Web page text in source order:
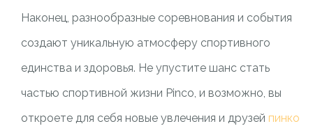
Наконец, разнообразные соревнования и события
создают уникальную атмосферу спортивного
единства и здоровья. Не упустите шанс стать
частью спортивной жизни Pinco, и возможно, вы
откроете для себя новые увлечения и друзей пинко